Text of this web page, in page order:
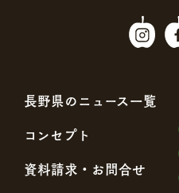
⻑野県のニュース⼀覧
コンセプト
資料請求・お問合せ